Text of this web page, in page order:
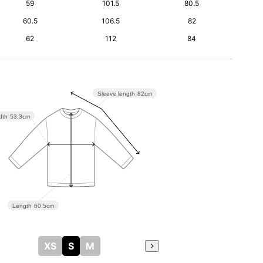
59 101.5
80.5
60.5 106.5
82
62 112 84
Sleeve length 82cm
Length 60.5cm
53.3cm
XS S M